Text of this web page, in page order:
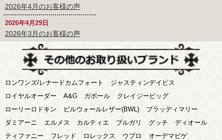
2026年4月のお客様の声
2026年4月29日
2026年3月のお客様の声
ロンワンズ/レナードカムフォート
ジャスティンデイビス
ロイヤルオーダー
A&G ガボール
クレイジーピッグ
ローリーロドキン
ビルウォールレザー(BWL)
ブラッディマリー
ダミアーニ
エルメス カルティエ ブルガリ グッチ
ディオール
ティファニー
フレッド ロレックス ウブロ
オーデマピゲ